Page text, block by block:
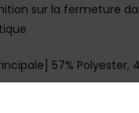
sur la fermeture
57% Polyester,